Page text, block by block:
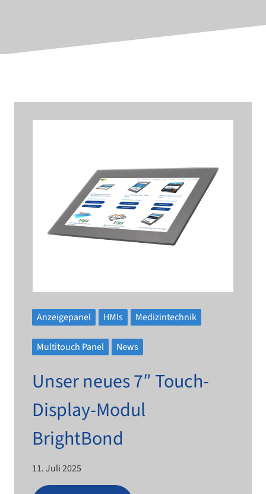
Anzeigepanel HMIs Medizintechnik
Multitouch Panel News
Unser neues 7″ Touch-​​
Display-​​Modul
BrightBond
11. Juli 2025